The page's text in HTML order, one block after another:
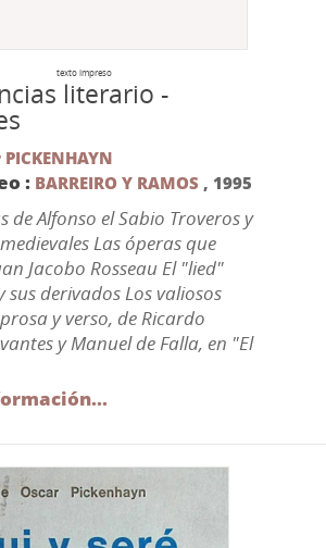
texto impreso
literario -
: BARREIRO Y RAMOS , 1995
de Alfonso el Sabio Troveros y
Las óperas que
Jacobo Rosseau El "lied"
derivados Los valiosos
y verso, de Ricardo
y Manuel de Falla, en "El